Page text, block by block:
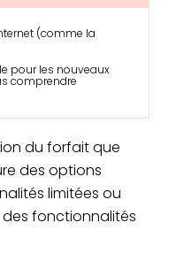
(comme la
pour les nouveaux
comprendre
du forfait que
des options
limitées ou
fonctionnalités